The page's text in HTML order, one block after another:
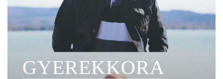
GYEREKKORA